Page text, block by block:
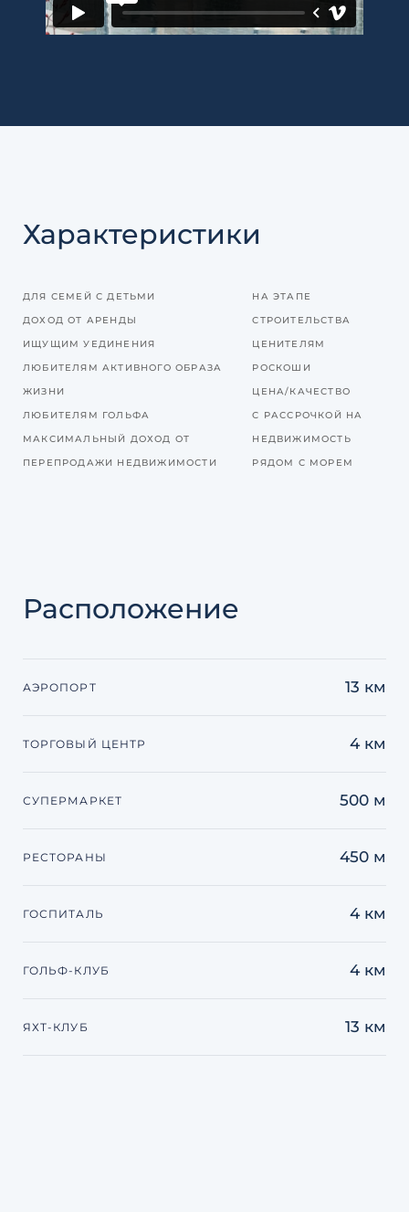
Характеристики
ДЛЯ СЕМЕЙ С ДЕТЬМИ
ДОХОД ОТ АРЕНДЫ
ИЩУЩИМ УЕДИНЕНИЯ
ЛЮБИТЕЛЯМ АКТИВНОГО ОБРАЗА
ЖИЗНИ
ЛЮБИТЕЛЯМ ГОЛЬФА
МАКСИМАЛЬНЫЙ ДОХОД ОТ
ПЕРЕПРОДАЖИ НЕДВИЖИМОСТИ
НА ЭТАПЕ
СТРОИТЕЛЬСТВА
ЦЕНИТЕЛЯМ
РОСКОШИ
ЦЕНА/КАЧЕСТВО
С РАССРОЧКОЙ НА
НЕДВИЖИМОСТЬ
РЯДОМ С МОРЕМ
Расположение
АЭРОПОРТ 13 км
ТОРГОВЫЙ ЦЕНТР 4 км
СУПЕРМАРКЕТ 500 м
РЕСТОРАНЫ 450 м
ГОСПИТАЛЬ 4 км
ГОЛЬФ-КЛУБ 4 км
ЯХТ-КЛУБ 13 км